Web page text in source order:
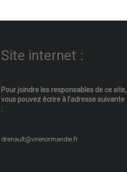
Site internet :
Pour joindre les responsables de ce site,
vous pouvez écrire à l’adresse suivante
:
drenault@virenormandie.fr